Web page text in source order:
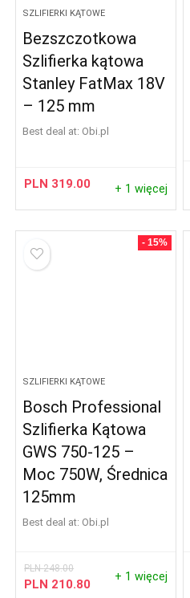
SZLIFIERKI KĄTOWE
Bezszczotkowa
Szlifierka kątowa
Stanley FatMax 18V
– 125 mm
Best deal at: obi.pl
PLN 319.00 + 1 więcej
- 15%
SZLIFIERKI KĄTOWE
Bosch Professional
Szlifierka Kątowa
GWS 750-125 –
Moc 750W, Średnica
125mm
Best deal at: obi.pl
PLN248.00
PLN 210.80
+ 1 więcej